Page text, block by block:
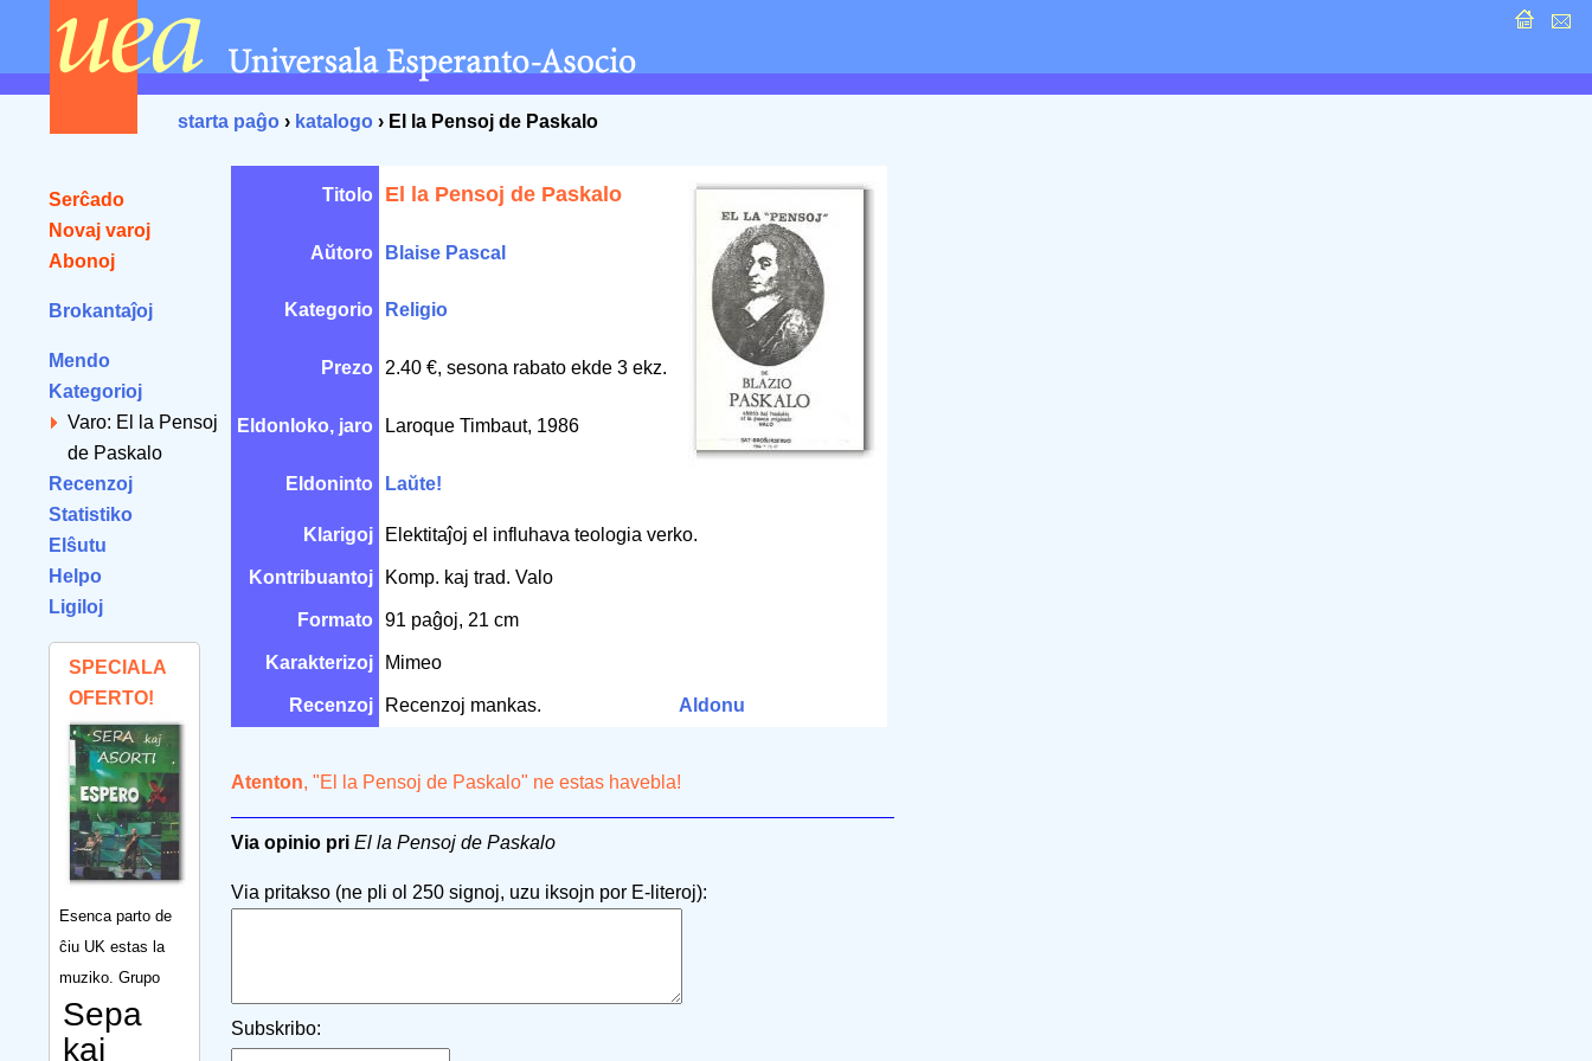
starta paĝo › katalogo › El la Pensoj de Paskalo
Serĉado
Novaj varoj
Abonoj
Brokantaĵoj
Mendo
Kategorioj
Varo: El la Pensoj
de Paskalo
Recenzoj
Statistiko
Elŝutu
Helpo
Ligiloj
SPECIALA
OFERTO!
Esenca parto de
ĉiu UK estas la
muziko. Grupo
Sepa
kaj
Titolo El la Pensoj de Paskalo
Aŭtoro Blaise Pascal
Kategorio Religio
Prezo 2.40 €, sesona rabato ekde 3 ekz.
Eldonloko, jaro Laroque Timbaut, 1986
Eldoninto Laŭte!
Klarigoj Elektitaĵoj el influhava teologia verko.
Kontribuantoj Komp. kaj trad. Valo
Formato 91 paĝoj, 21 cm
Karakterizoj Mimeo
Recenzoj Recenzoj mankas. Aldonu
Atenton, "El la Pensoj de Paskalo" ne estas havebla!
Via opinio pri El la Pensoj de Paskalo
Via pritakso (ne pli ol 250 signoj, uzu iksojn por E-literoj):
Subskribo: